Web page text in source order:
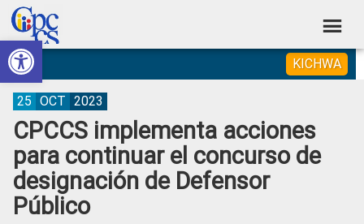
Abrir barra de herramientas
Skip
to
primary
navigation
Skip
to
main
content
Skip
to
primary
sidebar
Skip
to
footer
Consejo
de
Participación
Ciudadana
Control
Social
Construyendo
Poder
Ciudadano
KICHWA
CPCCS implementa acciones
para continuar el concurso de
designación de Defensor
Público
25 OCT 2023